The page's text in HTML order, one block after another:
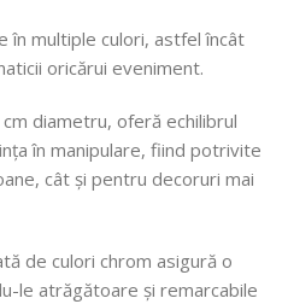
în multiple culori, astfel încât
oricărui eveniment.
cm diametru, oferă echilibrul
în manipulare, fiind potrivite
cât și pentru decoruri mai
de culori chrom asigură o
le atrăgătoare și remarcabile